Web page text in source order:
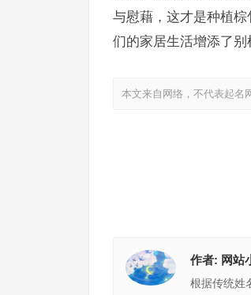
与慰藉，这才是种植
们的家居生活增添了别
本文来自网络，不代表起名
作者: 网站
根据传统姓